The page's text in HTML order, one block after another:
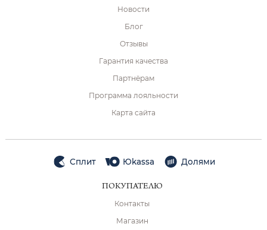
Новости
Блог
Отзывы
Гарантия качества
Партнёрам
Программа лояльности
Карта сайта
Сплит Юkassa Долями
ПОКУПАТЕЛЮ
Контакты
Магазин